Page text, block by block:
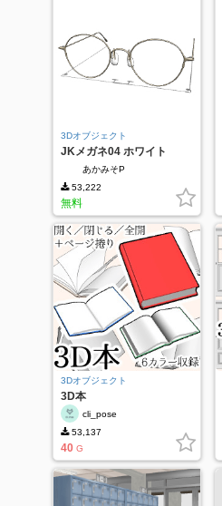
3Dオブジェクト
JKメガネ04 ホワイト
あかみそP
53,222
無料
3Dオブジェクト
3D本
cli_pose
53,137
40 G